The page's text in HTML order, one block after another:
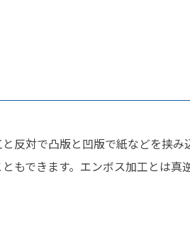
反対で凸版と凹版で紙などを挟
もできます。エンボス加工とは真